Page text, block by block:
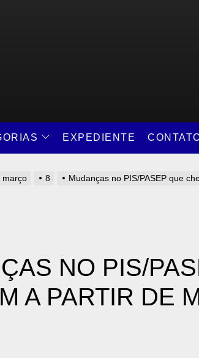
EXPEDIENTE
março 8 Mudanças no PIS/PASEP que
NO PIS/
A PARTIR DE